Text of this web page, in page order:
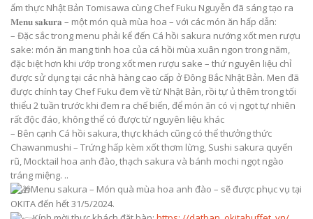
ẩm thực Nhật Bản Tomisawa cùng Chef Fuku Nguyễn đã sáng tạo ra
𝐌𝐞𝐧𝐮 𝐬𝐚𝐤𝐮𝐫𝐚 – một món quà mùa hoa – với các món ăn hấp dẫn:
– Đặc sắc trong menu phải kể đến Cá hồi sakura nướng xốt men rượu
sake: món ăn mang tinh hoa của cá hồi mùa xuân ngon trong năm,
đặc biệt hơn khi ướp trong xốt men rượu sake – thứ nguyên liệu chỉ
được sử dụng tại các nhà hàng cao cấp ở Đông Bắc Nhật Bản. Men đã
được chính tay Chef Fuku đem về từ Nhật Bản, rồi tự ủ thêm trong tối
thiểu 2 tuần trước khi đem ra chế biến, để món ăn có vị ngọt tự nhiên
rất độc đáo, không thể có được từ nguyên liệu khác
– Bên cạnh Cá hồi sakura, thực khách cũng có thể thưởng thức
Chawanmushi – Trứng hấp kèm xốt thơm lừng, Sushi sakura quyến
rũ, Mocktail hoa anh đào, thạch sakura và bánh mochi ngọt ngào
tráng miệng. ..
Menu sakura – Món quà mùa hoa anh đào – sẽ được phục vụ tại
OKITA đến hết 31/5/2024.